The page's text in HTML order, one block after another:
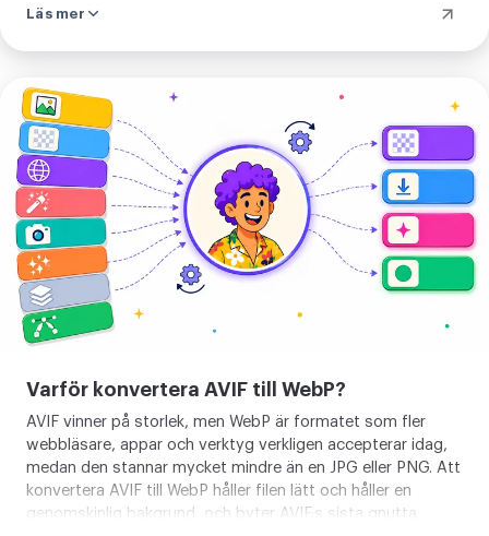
Läs mer
Ladda
upp
din
bild
Varför konvertera AVIF till WebP?
AVIF vinner på storlek, men WebP är formatet som fler
webbläsare, appar och verktyg verkligen accepterar idag,
medan den stannar mycket mindre än en JPG eller PNG. Att
konvertera AVIF till WebP håller filen lätt och håller en
genomskinlig bakgrund, och byter AVIF:s sista gnutta